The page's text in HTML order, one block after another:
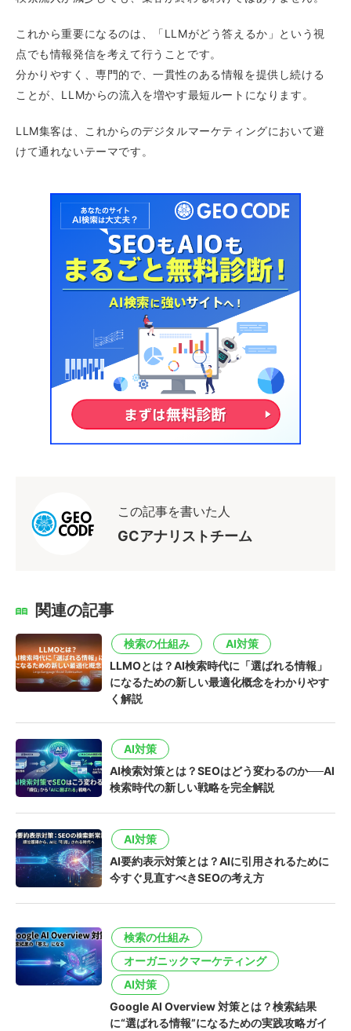
これから重要になるのは、「LLMがどう答えるか」という視
点でも情報発信を考えて行うことです。
分かりやすく、専門的で、一貫性のある情報を提供し続ける
ことが、LLMからの流入を増やす最短ルートになります。
LLM集客は、これからのデジタルマーケティングにおいて避
けて通れないテーマです。
この記事を書いた人
GCアナリストチーム
関連の記事
検索の仕組み
AI対策
LLMOとは？AI検索時代に「選ばれる情報」
になるための新しい最適化概念をわかりやす
く解説
AI対策
AI検索対策とは？SEOはどう変わるのか──AI
検索時代の新しい戦略を完全解説
AI対策
AI要約表示対策とは？AIに引用されるために
今すぐ見直すべきSEOの考え方
検索の仕組み
オーガニックマーケティング
AI対策
Google AI Overview 対策とは？検索結果
に“選ばれる情報”になるための実践攻略ガイ